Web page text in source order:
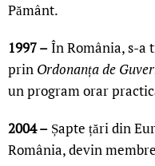
Pământ.
1997 –În România, s-a
prin Ordonanța de
un program orar
2004 – Șapte țări din
România, devin